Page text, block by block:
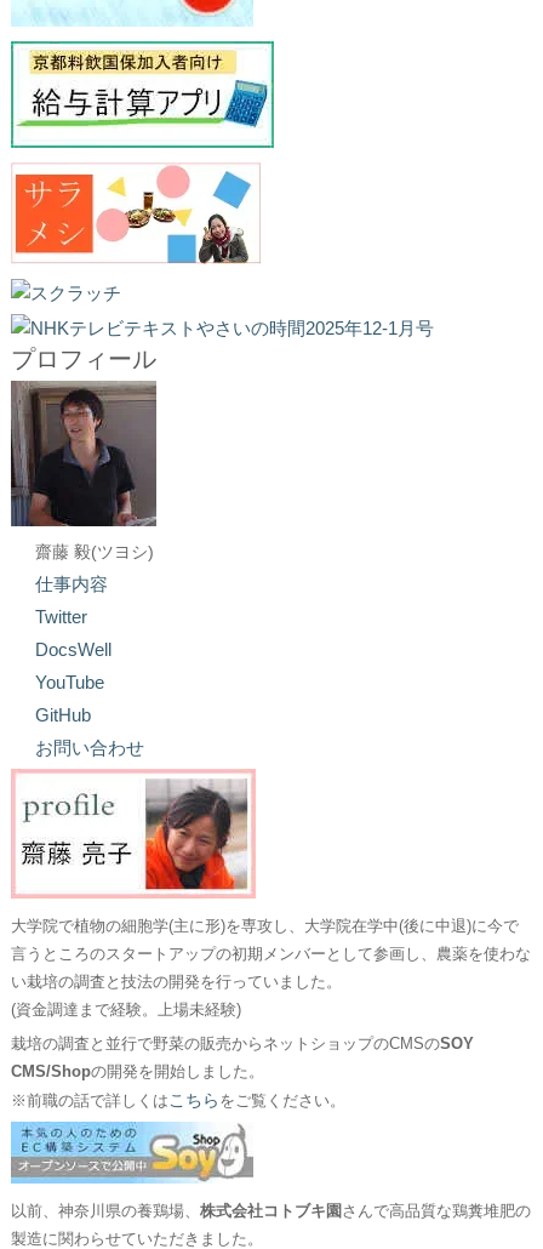
プロフィール
齋藤 毅(ツヨシ)
仕事内容
Twitter
DocsWell
YouTube
GitHub
お問い合わせ
大学院で植物の細胞学(主に形)を専攻し、大学院在学中(後に中退)に今で
言うところのスタートアップの初期メンバーとして参画し、農薬を使わな
い栽培の調査と技法の開発を行っていました。
(資金調達まで経験。上場未経験)
栽培の調査と並行で野菜の販売からネットショップのCMSのSOY
CMS/Shopの開発を開始しました。
※前職の話で詳しくはこちら をご覧ください。
以前、神奈川県の養鶏場、 株式会社コトブキ園 さんで高品質な鶏糞堆肥の
製造に関わらせていただきました。